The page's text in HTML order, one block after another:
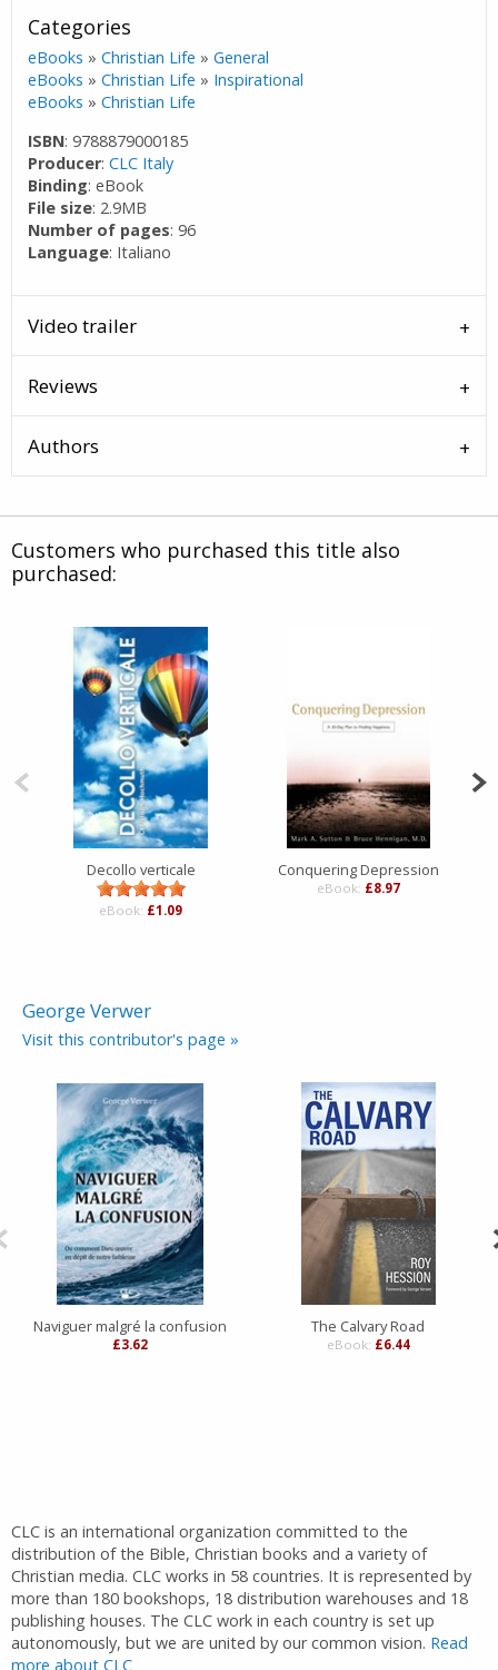
Categories
eBooks »Christian Life »General
eBooks »Christian Life » Inspirational
eBooks »Christian Life
ISBN: 9788879000185
Producer:CLC Italy
Binding: eBook
File size: 2.9MB
Number of pages: 96
Language: Italiano
Video trailer
Reviews
Authors
Customers who purchased this title also
purchased:
Decollo verticale
eBook: £1.09
Conquering Depression
eBook: £8.97
George Verwer
Visit this contributor's page »
Naviguer malgré la confusion
£3.62
The Calvary Road
eBook: £6.44
CLC is an international organization committed to the
distribution of the Bible, Christian books and a variety of
Christian media. CLC works in 58 countries. It is represented by
more than 180 bookshops, 18 distribution warehouses and 18
publishing houses. The CLC work in each country is set up
autonomously, but we are united by our common vision. Read
more about CLC